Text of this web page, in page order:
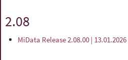
2.08
MiData Release 2.08.00 | 13.01.2026